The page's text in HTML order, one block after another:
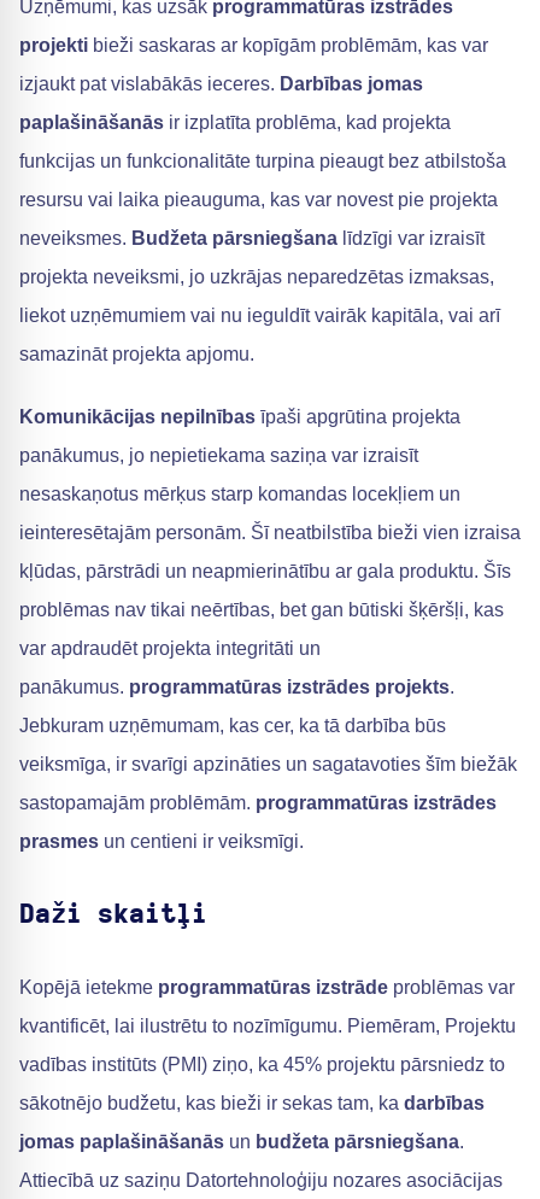
Uzņēmumi, kas uzsāk programmatūras izstrādes
projekti bieži saskaras ar kopīgām problēmām, kas var
izjaukt pat vislabākās ieceres. Darbības jomas
paplašināšanās ir izplatīta problēma, kad projekta
funkcijas un funkcionalitāte turpina pieaugt bez atbilstoša
resursu vai laika pieauguma, kas var novest pie projekta
neveiksmes. Budžeta pārsniegšana līdzīgi var izraisīt
projekta neveiksmi, jo uzkrājas neparedzētas izmaksas,
liekot uzņēmumiem vai nu ieguldīt vairāk kapitāla, vai arī
samazināt projekta apjomu.
Komunikācijas nepilnības īpaši apgrūtina projekta
panākumus, jo nepietiekama saziņa var izraisīt
nesaskaņotus mērķus starp komandas locekļiem un
ieinteresētajām personām. Šī neatbilstība bieži vien izraisa
kļūdas, pārstrādi un neapmierinātību ar gala produktu. Šīs
problēmas nav tikai neērtības, bet gan būtiski šķēršļi, kas
var apdraudēt projekta integritāti un
panākumus. programmatūras izstrādes projekts.
Jebkuram uzņēmumam, kas cer, ka tā darbība būs
veiksmīga, ir svarīgi apzināties un sagatavoties šīm biežāk
sastopamajām problēmām. programmatūras izstrādes
prasmes un centieni ir veiksmīgi.
Daži skaitļi
Kopējā ietekme programmatūras izstrāde problēmas var
kvantificēt, lai ilustrētu to nozīmīgumu. Piemēram, Projektu
vadības institūts (PMI) ziņo, ka 45% projektu pārsniedz to
sākotnējo budžetu, kas bieži ir sekas tam, ka darbības
jomas paplašināšanās un budžeta pārsniegšana.
Attiecībā uz saziņu Datortehnoloģiju nozares asociācijas